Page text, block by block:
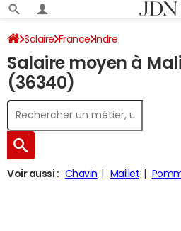
Salaire France Indre
Salaire moyen à
(36340)
Voir aussi : Chavin Maillet